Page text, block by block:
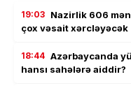
19:03 Nazirlik 606
çox vəsait xərcləyəcək
18:44 Azərbaycanda
hansı sahələrə aiddir?